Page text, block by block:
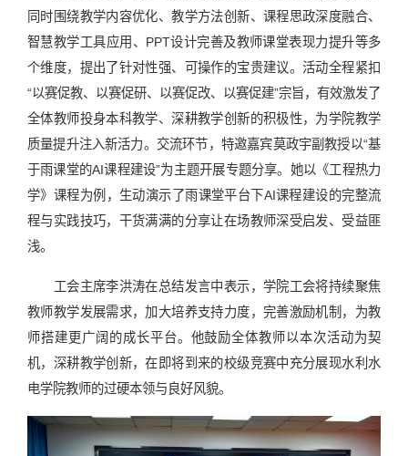
同时围绕教学内容优化、教学方法创新、课程思政深度融合、
智慧教学工具应用、PPT设计完善及教师课堂表现力提升等多
个维度，提出了针对性强、可操作的宝贵建议。活动全程紧扣
“以赛促教、以赛促研、以赛促改、以赛促建”宗旨，有效激发了
全体教师投身本科教学、深耕教学创新的积极性，为学院教学
质量提升注入新活力。交流环节，特邀嘉宾莫政宇副教授以“基
于雨课堂的AI课程建设”为主题开展专题分享。她以《工程热力
学》课程为例，生动演示了雨课堂平台下AI课程建设的完整流
程与实践技巧，干货满满的分享让在场教师深受启发、受益匪
浅。
工会主席李洪涛在总结发言中表示，学院工会将持续聚焦
教师教学发展需求，加大培养支持力度，完善激励机制，为教
师搭建更广阔的成长平台。他鼓励全体教师以本次活动为契
机，深耕教学创新，在即将到来的校级竞赛中充分展现水利水
电学院教师的过硬本领与良好风貌。